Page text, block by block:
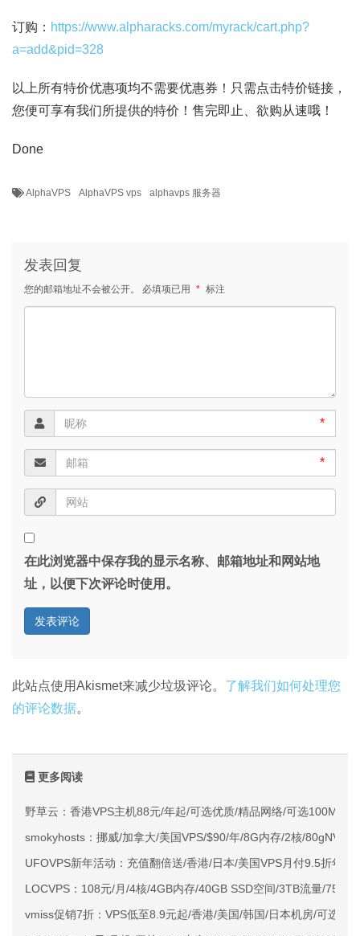
订购： https://www.alpharacks.com/myrack/cart.php?
a=add&pid=328
以上所有特价优惠项均不需要优惠券！只需点击特价链接，
您便可享有我们所提供的特价！售完即止、欲购从速哦！
Done
AlphaVPS AlphaVPS vps alphavps 服务器
发表回复
您的邮箱地址不会被公开。 必填项已用 * 标注
*
*
在此浏览器中保存我的显示名称、邮箱地址和网站地
址，以便下次评论时使用。
此站点使用Akismet来减少垃圾评论。 了解我们如何处理您
的评论数据。
更多阅读
野草云：香港VPS主机88元/年起/可选优质/精品网络/可选100M不
smokyhosts：挪威/加拿大/美国VPS/$90/年/8G内存/2核/
UFOVPS新年活动：充值翻倍送/香港/日本/美国VPS月付9.5折年
LOCVPS：108元/月/4核/4GB内存/40GB SSD空间/3TB流量/
vmiss促销7折：VPS低至8.9元起/香港/美国/韩国/日本机房/可选